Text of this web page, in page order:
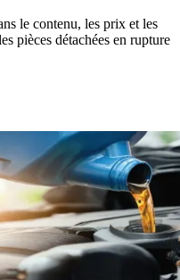
le contenu, les prix et les
pièces détachées en rupture